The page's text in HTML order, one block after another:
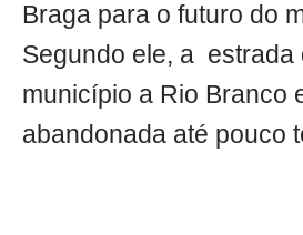
Braga para o futuro do
Segundo ele, a estrada
município a Rio Branco
abandonada até pouco